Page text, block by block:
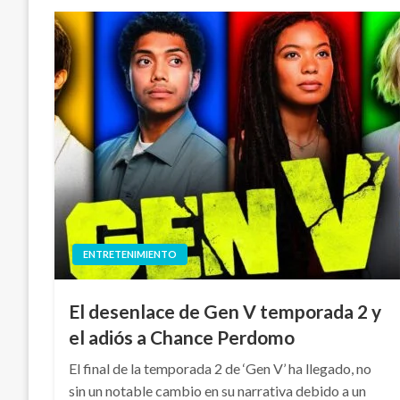
ENTRETENIMIENTO
El desenlace de Gen V temporada 2 y
el adiós a Chance Perdomo
El final de la temporada 2 de ‘Gen V’ ha llegado, no
sin un notable cambio en su narrativa debido a un